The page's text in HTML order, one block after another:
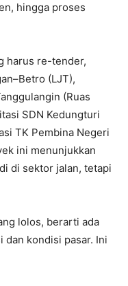
hingga proses
harus re-tender,
(LJT),
(Ruas
SDN Kedungturi
TK Pembina Negeri
ini menunjukkan
di sektor jalan, tetapi
lolos, berarti ada
dan kondisi pasar. Ini